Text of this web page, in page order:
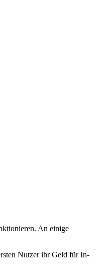
An einige
Nutzer ihr Geld für In-